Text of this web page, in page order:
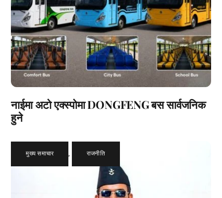
नाईमा अटो एक्स्पोमा DONGFENG बस सार्वजनिक
हुने
मुख्य समाचार , राजनीति